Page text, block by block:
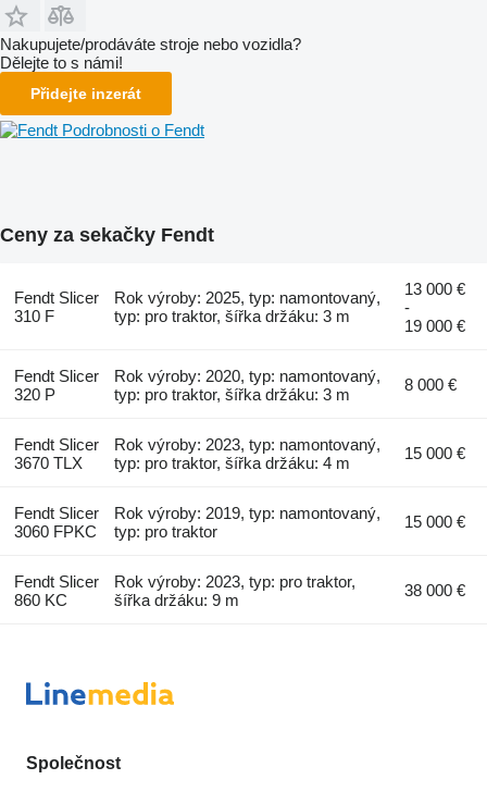
Nakupujete/prodáváte stroje nebo vozidla?
Dělejte to s námi!
Přidejte inzerát
Podrobnosti o Fendt
Ceny za sekačky Fendt
Fendt Slicer
310 F
Rok výroby: 2025, typ: namontovaný,
typ: pro traktor, šířka držáku: 3 m
13 000 €
-
19 000 €
Fendt Slicer
320 P
Rok výroby: 2020, typ: namontovaný,
typ: pro traktor, šířka držáku: 3 m
8 000 €
Fendt Slicer
3670 TLX
Rok výroby: 2023, typ: namontovaný,
typ: pro traktor, šířka držáku: 4 m
15 000 €
Fendt Slicer
3060 FPKC
Rok výroby: 2019, typ: namontovaný,
typ: pro traktor
15 000 €
Fendt Slicer
860 KC
Rok výroby: 2023, typ: pro traktor,
šířka držáku: 9 m
38 000 €
Společnost